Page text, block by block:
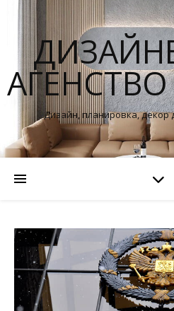
Дизайн, планировка, декор